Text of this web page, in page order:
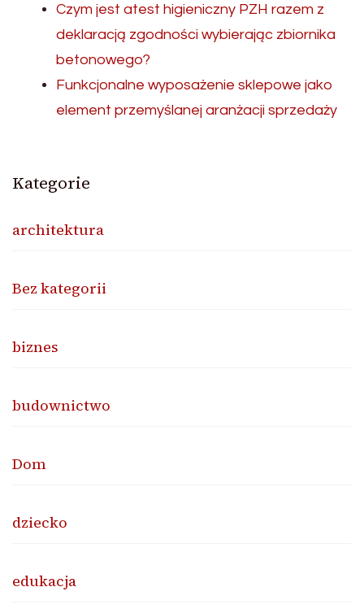
Czym jest atest higieniczny PZH razem z
deklaracją zgodności wybierając zbiornika
betonowego?
Funkcjonalne wyposażenie sklepowe jako
element przemyślanej aranżacji sprzedaży
Kategorie
architektura
Bez kategorii
biznes
budownictwo
Dom
dziecko
edukacja